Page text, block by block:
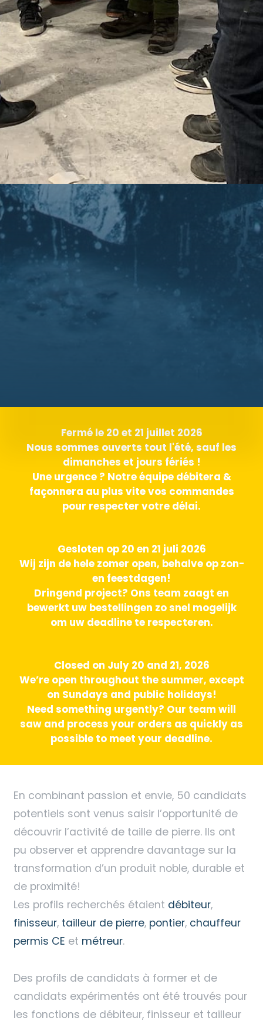
Fermé le 20 et 21 juillet 2026
Nous sommes ouverts tout l'été, sauf les
dimanches et jours fériés !
Une urgence ? Notre équipe débitera &
façonnera au plus vite vos commandes
pour respecter votre délai.
Gesloten op 20 en 21 juli 2026
Wij zijn de hele zomer open, behalve op zon-
en feestdagen!
Dringend project? Ons team zaagt en
bewerkt uw bestellingen zo snel mogelijk
om uw deadline te respecteren.
Closed on July 20 and 21, 2026
We’re open throughout the summer, except
on Sundays and public holidays!
Need something urgently? Our team will
saw and process your orders as quickly as
possible to meet your deadline.
En combinant passion et envie, 50 candidats
potentiels sont venus saisir l’opportunité de
découvrir l’activité de taille de pierre. Ils ont
pu observer et apprendre davantage sur la
transformation d’un produit noble, durable et
de proximité!
Les profils recherchés étaient débiteur,
finisseur, tailleur de pierre, pontier, chauffeur
permis CE et métreur.
Des profils de candidats à former et de
candidats expérimentés ont été trouvés pour
les fonctions de débiteur, finisseur et tailleur